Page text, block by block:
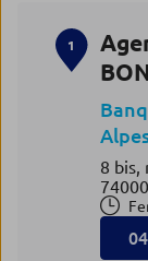
1
8 bis,